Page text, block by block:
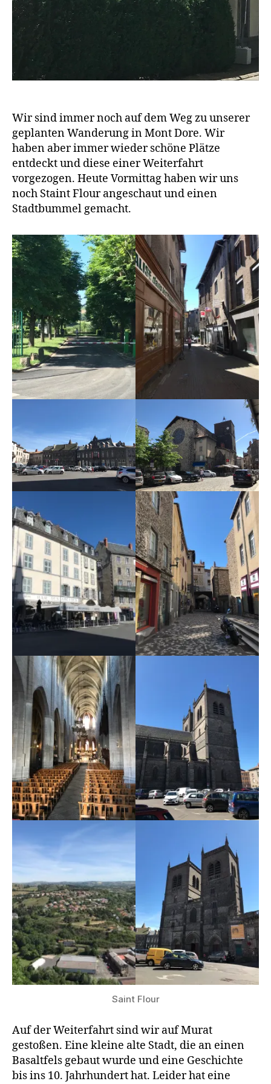
Wir sind immer noch auf dem Weg zu unserer
geplanten Wanderung in Mont Dore. Wir
haben aber immer wieder schöne Plätze
entdeckt und diese einer Weiterfahrt
vorgezogen. Heute Vormittag haben wir uns
noch Staint Flour angeschaut und einen
Stadtbummel gemacht.
Saint Flour
Auf der Weiterfahrt sind wir auf Murat
gestoßen. Eine kleine alte Stadt, die an einen
Basaltfels gebaut wurde und eine Geschichte
bis ins 10. Jahrhundert hat. Leider hat eine